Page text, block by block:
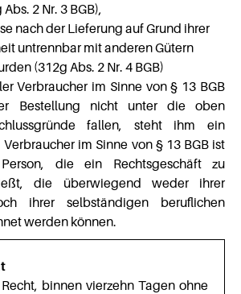
2 Nr. 3 BGB),
nach der Lieferung auf Grund ihrer
untrennbar mit anderen Gütern
(312g Abs. 2 Nr. 4 BGB)
Verbraucher im Sinne von § 13 BGB
Bestellung nicht unter die oben
fallen, steht ihm ein
im Sinne von § 13 BGB ist
die ein Rechtsgeschäft zu
die überwiegend weder ihrer
ihrer selbständigen beruflichen
werden können.
binnen vierzehn Tagen ohne